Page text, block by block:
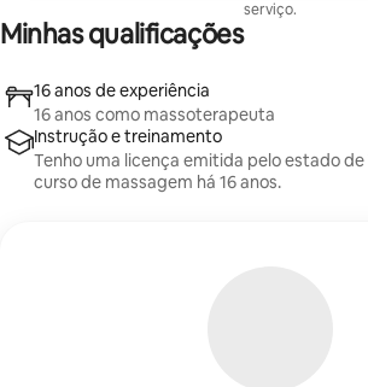
serviço.
Minhas qualificações
16 anos de experiência
16 anos como massoterapeuta
Instrução e treinamento
Tenho uma licença emitida pelo estado
curso de massagem há 16 anos.